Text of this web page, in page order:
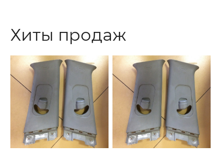
Хиты продаж